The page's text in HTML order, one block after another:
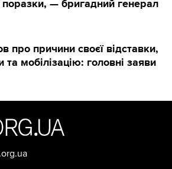
— бригадний генерал
про причини своєї відставки,
та мобілізацію: головні заяви